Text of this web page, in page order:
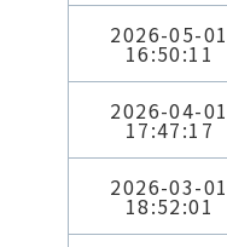
2026-05-01
16:50:11
2026-04-01
17:47:17
2026-03-01
18:52:01